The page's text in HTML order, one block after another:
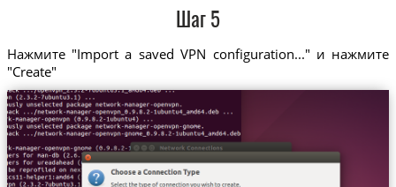
Шаг 5
Нажмите "Import a saved VPN configuration..." и нажмите
"Create"